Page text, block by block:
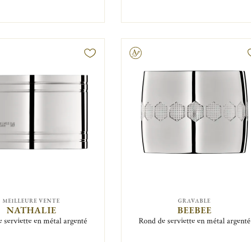
MEILLEURE VENTE
NATHALIE
serviette en métal argenté
Gravable
GRAVABLE
BEEBEE
Rond de serviette en métal argenté